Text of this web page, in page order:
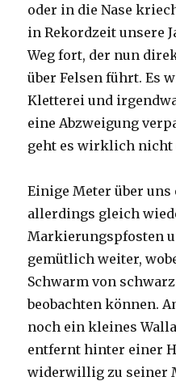
oder in die Nase
in Rekordzeit unsere
Weg fort, der nun
über Felsen führt. Es
Kletterei und
eine Abzweigung
geht es wirklich nicht
Einige Meter über
allerdings gleich
Markierungspfosten
gemütlich weiter,
Schwarm von
beobachten können.
noch ein kleines
entfernt hinter einer
widerwillig zu seiner